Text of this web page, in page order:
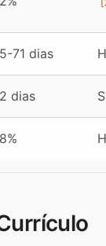
71 dias
dias